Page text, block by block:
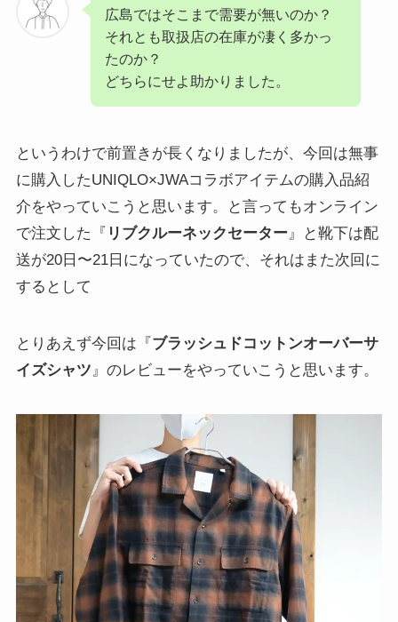
広島ではそこまで需要が無いのか？
それとも取扱店の在庫が凄く多かっ
たのか？
どちらにせよ助かりました。
というわけで前置きが長くなりましたが、今回は無事
に購入したUNIQLO×JWAコラボアイテムの購入品紹
介をやっていこうと思います。と言ってもオンライン
で注文した『 リブクルーネックセーター』と靴下は配
送が20日〜21日になっていたので、それはまた次回に
するとして
とりあえず今回は『ブラッシュドコットンオーバーサ
イズシャツ』のレビューをやっていこうと思います。